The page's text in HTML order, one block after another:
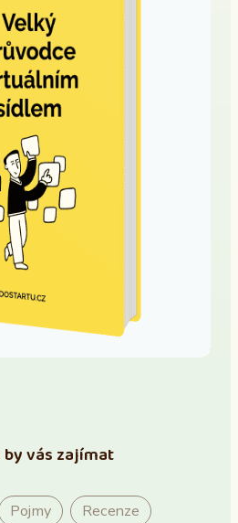
by vás zajímat
Pojmy
Recenze